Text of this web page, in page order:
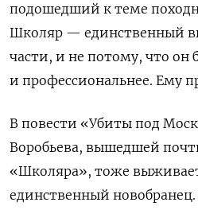
подошедший к теме
Школяр — единственный
части, и не потому, что он
и профессиональнее. Ему
В повести «Убиты под
Воробьева, вышедшей
«Школяра», тоже
единственный